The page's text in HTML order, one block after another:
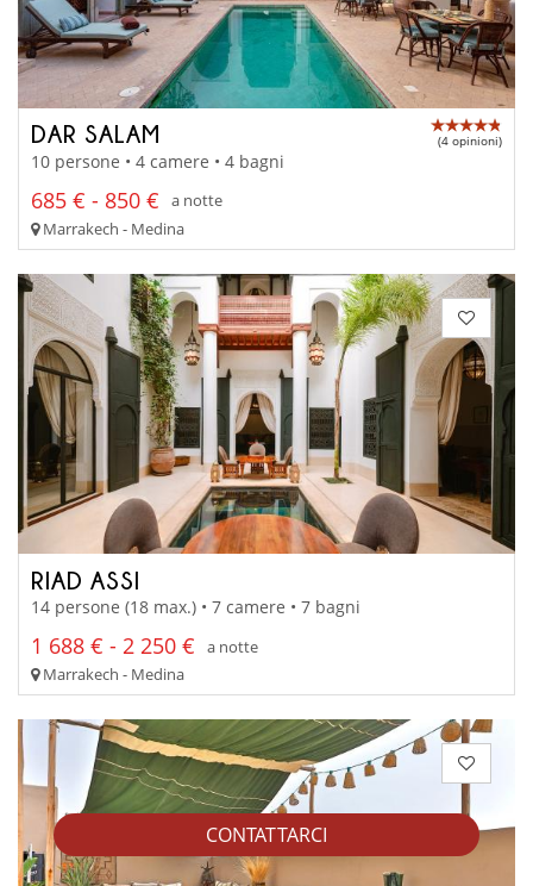
CONTATTARCI
DAR SALAM (4 opinioni)
10 persone • 4 camere • 4 bagni
685 € - 850 €
a notte
Marrakech - Medina
RIAD ASSI
14 persone (18 max.) • 7 camere • 7 bagni
1 688 € - 2 250 €
a notte
Marrakech - Medina